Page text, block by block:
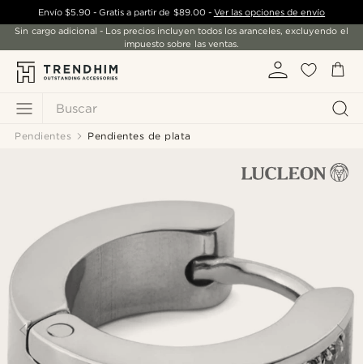
Buscar
Envío $5.90- Gratis a partir de $89.00- Ver las opciones de envío
Sin cargo adicional - Los precios incluyen todos los aranceles, excluyendo el
impuesto sobre las ventas.
Pendientes Pendientes de plata